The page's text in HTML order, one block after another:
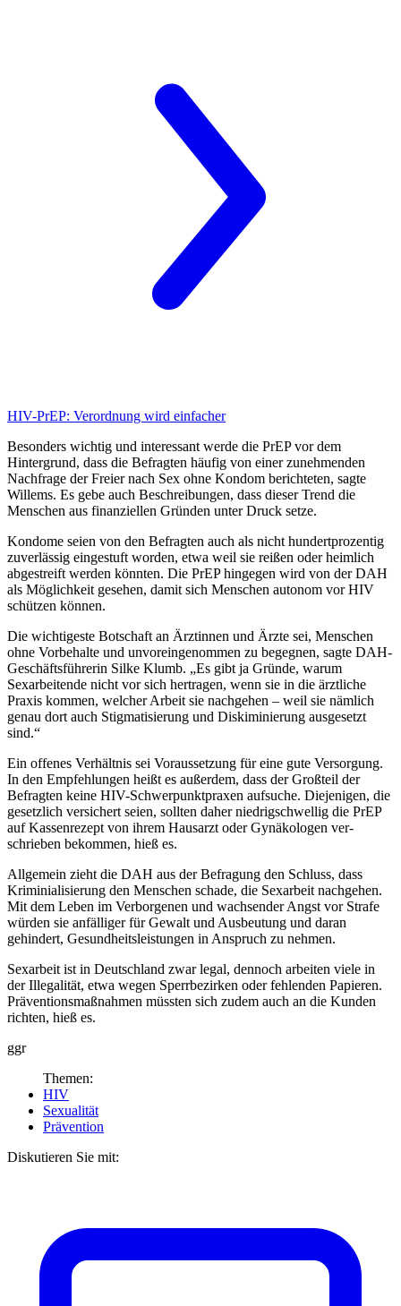
HIV-PrEP: Verordnung wird einfacher
Besonders wichtig und interessant werde die PrEP vor dem
Hintergrund, dass die Befragten häufig von einer zunehmenden
Nachfrage der Freier nach Sex ohne Kondom berichteten, sagte
Willems. Es gebe auch Beschreibungen, dass dieser Trend die
Menschen aus finanziellen Gründen unter Druck setze.
Kondome seien von den Befragten auch als nicht hundertprozentig
zuverlässig eingestuft worden, etwa weil sie reißen oder heimlich
abgestreift werden könnten. Die PrEP hingegen wird von der DAH
als Möglichkeit gesehen, damit sich Menschen autonom vor HIV
schützen können.
Die wichtigeste Botschaft an Ärztinnen und Ärzte sei, Menschen
ohne Vorbehalte und unvoreingenommen zu begegnen, sagte DAH-
Geschäftsführerin Silke Klumb. „Es gibt ja Gründe, warum
Sexarbeitende nicht vor sich hertragen, wenn sie in die ärztliche
Praxis kommen, welcher Arbeit sie nachgehen – weil sie nämlich
genau dort auch Stigmatisierung und Diskiminierung ausgesetzt
sind.“
Ein offenes Verhältnis sei Voraussetzung für eine gute Versorgung.
In den Empfehlungen heißt es außerdem, dass der Großteil der
Befragten keine HIV-Schwerpunktpraxen aufsuche. Diejenigen, die
gesetzlich versichert seien, sollten daher niedrigschwellig die PrEP
auf Kassenrezept von ihrem Hausarzt oder Gynäkologen ver­
schrieben bekommen, hieß es.
Allgemein zieht die DAH aus der Befragung den Schluss, dass
Kriminialisierung den Menschen schade, die Sexarbeit nachgehen.
Mit dem Leben im Verborgenen und wachsender Angst vor Strafe
würden sie anfälliger für Gewalt und Ausbeutung und daran
gehindert, Gesundheitsleistungen in Anspruch zu nehmen.
Sexarbeit ist in Deutschland zwar legal, dennoch arbeiten viele in
der Illegalität, etwa wegen Sperrbezirken oder fehlenden Papieren.
Präventionsmaßnahmen müssten sich zudem auch an die Kunden
richten, hieß es.
ggr
Themen:
HIV
Sexualität
Prävention
Diskutieren Sie mit: